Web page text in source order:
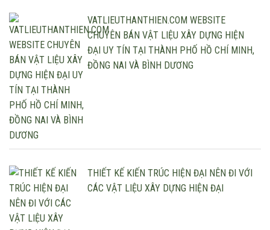
VATLIEUTHANTHIEN.COM WEBSITE
CHUYÊN BÁN VẬT LIỆU XÂY DỰNG HIỆN
ĐẠI UY TÍN TẠI THÀNH PHỐ HỒ CHÍ MINH,
ĐỒNG NAI VÀ BÌNH DƯƠNG
THIẾT KẾ KIẾN TRÚC HIỆN ĐẠI NÊN ĐI VỚI
CÁC VẬT LIỆU XÂY DỰNG HIỆN ĐẠI